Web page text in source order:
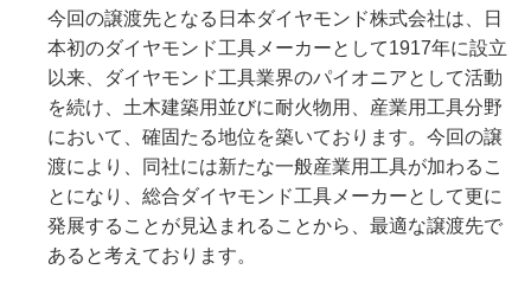
今回の譲渡先となる日本ダイヤモンド株式会社は、日
本初のダイヤモンド工具メーカーとして1917年に設立
以来、ダイヤモンド工具業界のパイオニアとして活動
を続け、土木建築用並びに耐火物用、産業用工具分野
において、確固たる地位を築いております。今回の譲
渡により、同社には新たな一般産業用工具が加わるこ
とになり、総合ダイヤモンド工具メーカーとして更に
発展することが見込まれることから、最適な譲渡先で
あると考えております。